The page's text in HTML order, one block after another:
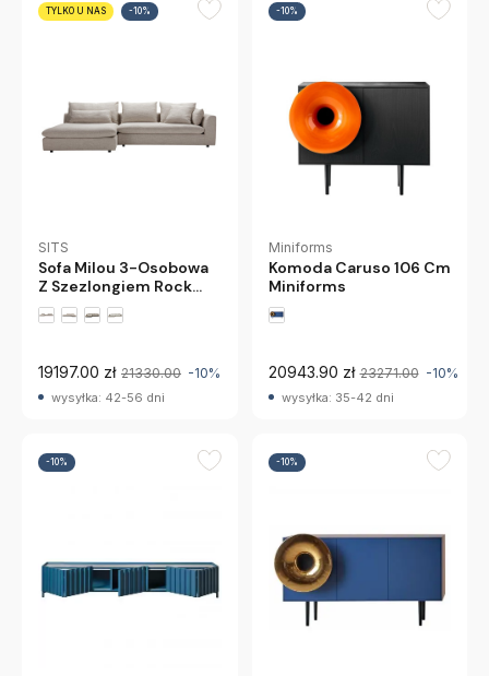
TYLKO U NAS -10%
SITS
Sofa Milou 3-Osobowa
Z Szezlongiem Rock
Natural Sits
19197.00 zł 21330.00 -10%
wysyłka: 42-56 dni
-10%
Miniforms
Komoda Caruso 106 Cm
Miniforms
20943.90 zł 23271.00 -10%
wysyłka: 35-42 dni
-10% -10%